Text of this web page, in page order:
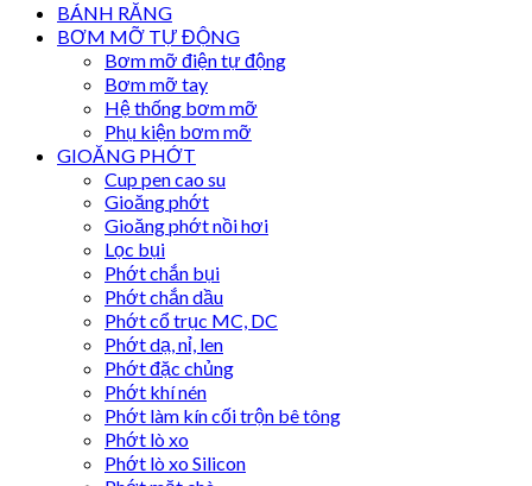
BÁNH RĂNG
BƠM MỠ TỰ ĐỘNG
Bơm mỡ điện tự động
Bơm mỡ tay
Hệ thống bơm mỡ
Phụ kiện bơm mỡ
GIOĂNG PHỚT
Cup pen cao su
Gioăng phớt
Gioăng phớt nồi hơi
Lọc bụi
Phớt chắn bụi
Phớt chắn dầu
Phớt cổ trục MC, DC
Phớt dạ, nỉ, len
Phớt đặc chủng
Phớt khí nén
Phớt làm kín cối trộn bê tông
Phớt lò xo
Phớt lò xo Silicon